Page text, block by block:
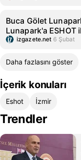
Buca Gölet
Lunapark'a ESHOT
izgazete.net 6 Şubat
Daha fazlasını göster
İçerik konuları
Eshot İzmir
Trendler